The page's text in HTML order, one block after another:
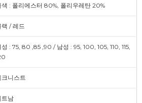
색 : 폴리에스터 80%, 폴리우레탄 20%
랙 / 레드
성 : 75, 80 ,85 ,90 / 남성 : 95, 100, 105, 110, 115,
크니스트
트남